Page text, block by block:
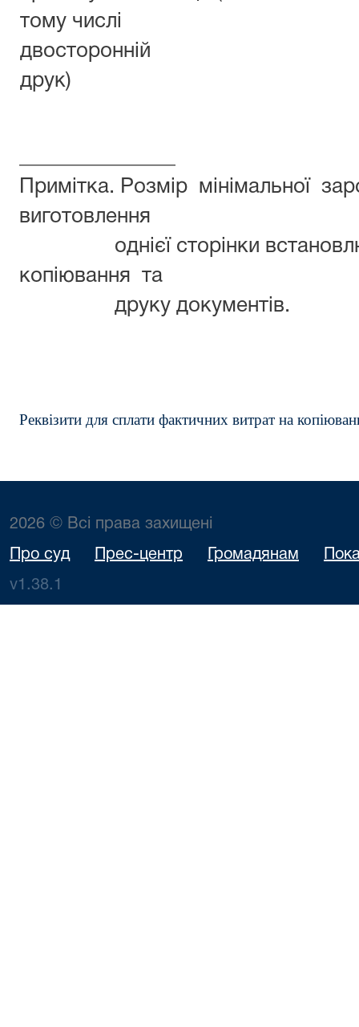
тому числі
двосторонній
друк)
Примітка. Розмір мінімальної
виготовлення
однієї сторінки
копіювання та
друку документів.
Реквізити для сплати фактичних витрат на
2026 © Всі права захищені
Про суд Прес-центр Громадянам
v1.38.1